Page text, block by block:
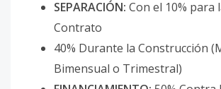
SEPARACIÓN: Con el 10% para
Contrato
40% Durante la Construcción
Bimensual o Trimestral)